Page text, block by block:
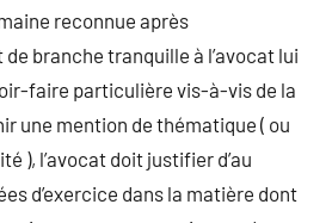
reconnue après
branche tranquille à l’avocat lui
faire particulière vis-à-vis de la
une mention de thématique ( ou
), l’avocat doit justifier d’au
d’exercice dans la matière dont